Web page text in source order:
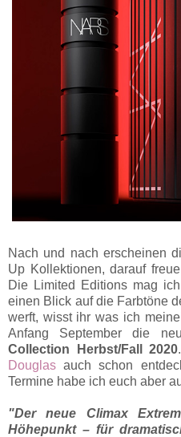
Nach und nach erscheinen
Up Kollektionen, darauf
Die Limited Editions mag
einen Blick auf die Farbtöne
werft, wisst ihr was ich
Anfang September die
Collection Herbst/Fall 2020
Douglas auch schon
Termine habe ich euch aber
"Der neue Climax
Höhepunkt – für